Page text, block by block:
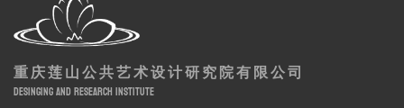
重庆莲山公共艺术设计研究院有限公司
DESINGING AND RESEARCH INSTITUTE